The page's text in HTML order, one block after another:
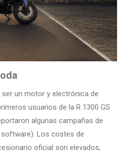
ser un motor y electrónica de
usuarios de la R 1300 GS
algunas campañas de
Los costes de
oficial son elevados,